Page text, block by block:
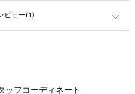
ビュー(1)